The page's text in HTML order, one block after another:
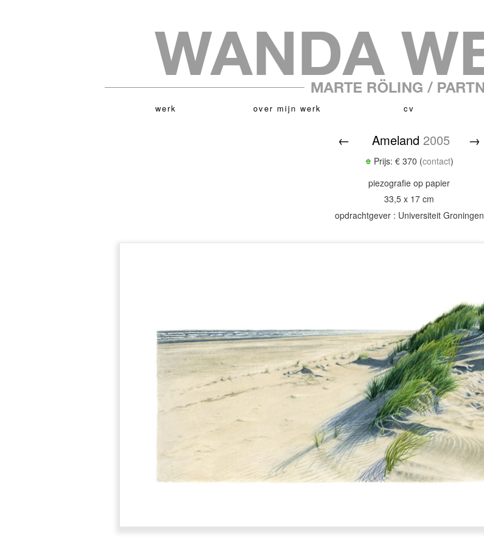
werk over mijn werk cv
← Ameland 2005 →
Prijs: € 370 (contact)
piezografie op papier
33,5 x 17 cm
opdrachtgever : Universiteit Groningen